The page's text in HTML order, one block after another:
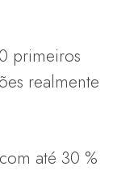
primeiros
realmente
até 30 %